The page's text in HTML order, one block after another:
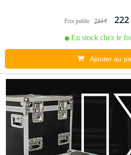
Prix public 244 €
En stock chez le
Ajouter au